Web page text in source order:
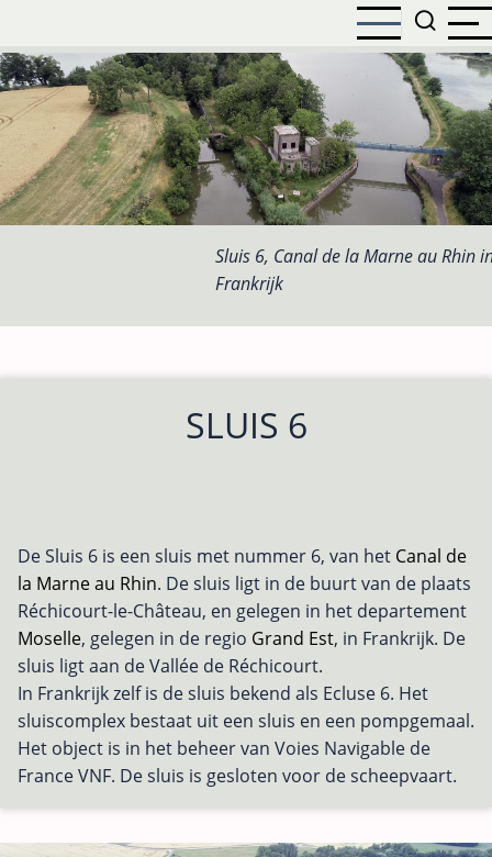
naar
de
inhoud
gaan
Sluis 6, Canal de la Marne au Rhin
Frankrijk
SLUIS 6
De Sluis 6 is een sluis met nummer 6, van het Canal de
la Marne au Rhin. De sluis ligt in de buurt van de plaats
Réchicourt-le-Château, en gelegen in het departement
Moselle, gelegen in de regio Grand Est, in Frankrijk. De
sluis ligt aan de Vallée de Réchicourt.
In Frankrijk zelf is de sluis bekend als Ecluse 6. Het
sluiscomplex bestaat uit een sluis en een pompgemaal.
Het object is in het beheer van Voies Navigable de
France VNF. De sluis is gesloten voor de scheepvaart.